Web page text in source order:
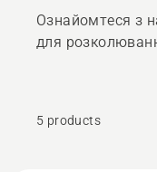
Ознайомтеся з
для
5 products